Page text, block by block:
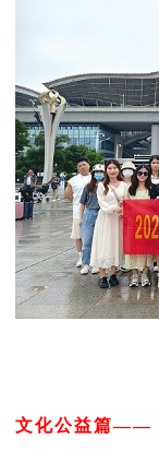
文化公益篇——